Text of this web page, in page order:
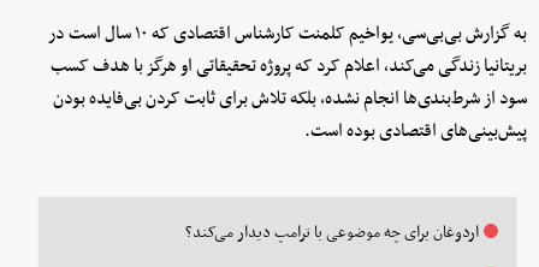
به گزارش بی‌بی‌سی، یواخیم کلمنت کارشناس اقتصادی که ۱۰ سال است در
بریتانیا زندگی می‌کند، اعلام کرد که پروژه تحقیقاتی او هرگز با هدف کسب
سود از شرط‌بندی‌ها انجام نشده، بلکه تلاش برای ثابت کردن بی‌فایده بودن
پیش‌بینی‌های اقتصادی بوده است.
اردوغان برای چه موضوعی با ترامپ دیدار می‌کند؟